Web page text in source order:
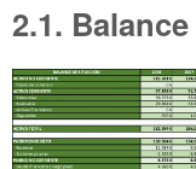
2.1. Balance